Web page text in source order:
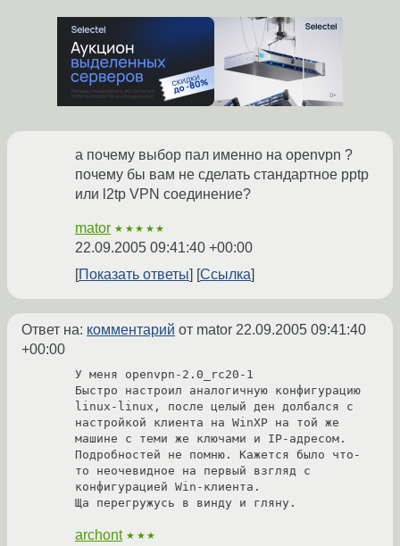
а почему выбор пал именно на openvpn ?
почему бы вам не сделать стандартное pptp
или l2tp VPN соединение?
mator ★★★★★
22.09.2005 09:41:40 +00:00
Показать ответы
Ссылка
Ответ на: комментарий от mator 22.09.2005 09:41:40
+00:00
У меня openvpn-2.0_rc20-1
Быстро настроил аналогичную конфигурацию
linux-linux, после целый ден долбался с
настройкой клиента на WinXP на той же
машине с теми же ключами и IP-адресом.
Подробностей не помню. Кажется было что-
то неочевидное на первый взгляд с
конфигурацией Win-клиента.
Ща перегружусь в винду и гляну.
archont ★★★